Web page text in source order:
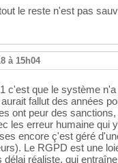
le reste n'est pas
à 15h04
c'est que le système
fallut des années
ont peur des
les erreur humaine qui
encore ç'est géré
Le RGPD est une
délai réaliste, qui